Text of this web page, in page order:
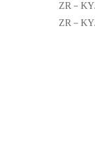
ZR－
ZR－